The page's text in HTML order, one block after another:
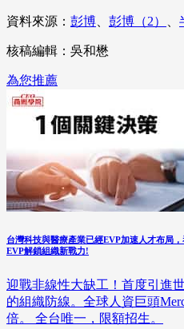
資料來源： 彭博、 彭博（2） 、
核稿編輯：吳和懋
為您推薦
台灣科技與醫療產業已經EVP加速人才布局
EVP解鎖組織新戰力!
迎戰非線性大缺工！首度引進
的組織防線。全球人資巨頭
倍。 全台唯一，限額招生。